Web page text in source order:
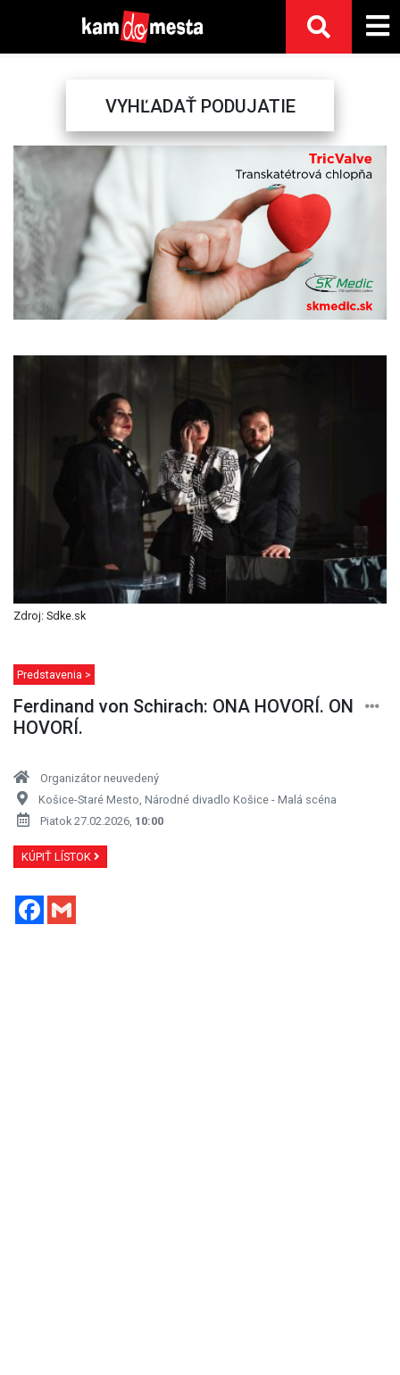
VYHĽADAŤ PODUJATIE
Previous
Zdroj: Sdke.sk
Predstavenia >
Ferdinand von Schirach: ONA HOVORÍ. ON
HOVORÍ.
Organizátor neuvedený
Košice-Staré Mesto, Národné divadlo Košice - Malá scéna
Piatok 27.02.2026, 10:00
KÚPIŤ LÍSTOK
Facebook